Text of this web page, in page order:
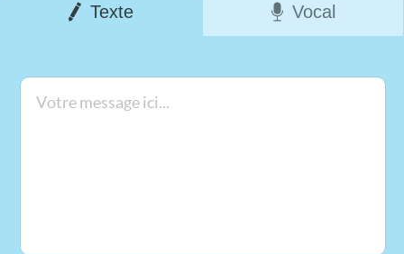
Texte Vocal